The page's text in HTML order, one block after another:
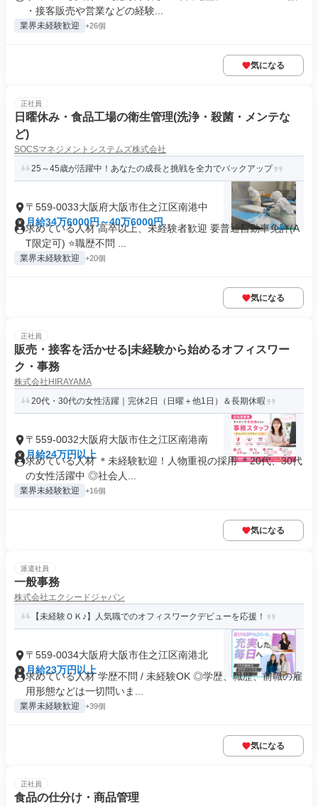
・接客販売や営業などの経験...
業界未経験歓迎 +26個
気になる
正社員
日曜休み・食品工場の衛生管理(洗浄・殺菌・メンテな
ど)
SOCSマネジメントシステムズ株式会社
25～45歳が活躍中！あなたの成長と挑戦を全力でバックアップ
〒559-0033大阪府大阪市住之江区南港中
月給34万6000円～40万6000円
求めている人材 高卒以上、未経験者歓迎 要普通自動車免許(A
T限定可) ⭐職歴不問 ...
業界未経験歓迎 +20個
気になる
正社員
販売・接客を活かせる|未経験から始めるオフィスワー
ク・事務
株式会社HIRAYAMA
20代・30代の女性活躍｜完休2日（日曜＋他1日）＆長期休暇
〒559-0032大阪府大阪市住之江区南港南
月給24万円以上
求めている人材 ＊未経験歓迎！人物重視の採用 ＊20代、30代
の女性活躍中 ◎社会人...
業界未経験歓迎 +16個
気になる
派遣社員
一般事務
株式会社エクシードジャパン
【未経験ＯＫ♪】人気職でのオフィスワークデビューを応援！
〒559-0034大阪府大阪市住之江区南港北
月給23万円以上
求めている人材 学歴不問 / 未経験OK ◎学歴、職歴、前職の雇
用形態などは一切問いま...
業界未経験歓迎 +39個
気になる
正社員
食品の仕分け・商品管理